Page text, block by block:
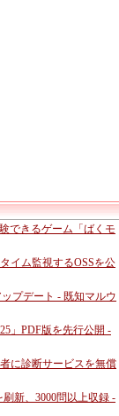
できるゲーム「ばくモ
イム監視するOSSを公
ップデート - 既知マルウ
」PDF版を先行公開 -
に診断サービスを無償
刷新、3000問以上収録 -